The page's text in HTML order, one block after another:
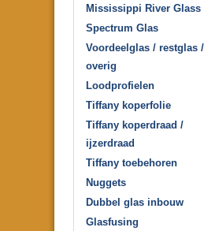
Mississippi River Glass
Spectrum Glas
Voordeelglas / restglas /
overig
Loodprofielen
Tiffany koperfolie
Tiffany koperdraad /
ijzerdraad
Tiffany toebehoren
Nuggets
Dubbel glas inbouw
Glasfusing